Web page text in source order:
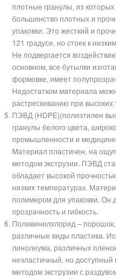
плотные гранулы, из которых
большинство плотных и
упаковки. Это жесткий и
121 градусе, но стоек к
Не подвергается
основном, все бутылки
формовке, имеет
Недостатком материала
растрескиванию при
ПЭВД (HDPE)(полиэтилен
гранулы белого цвета,
промышленности и медицине
Материал пластичен, на
методом экструзии. ПЭВД
обладает высокой
низких температурах.
полимером для упаковки. Он
прозрачность и гибкость.
Поливинилхлорид –
различные виды пластика.
линолеума, различных
неэластичный, но
методом экструзии с